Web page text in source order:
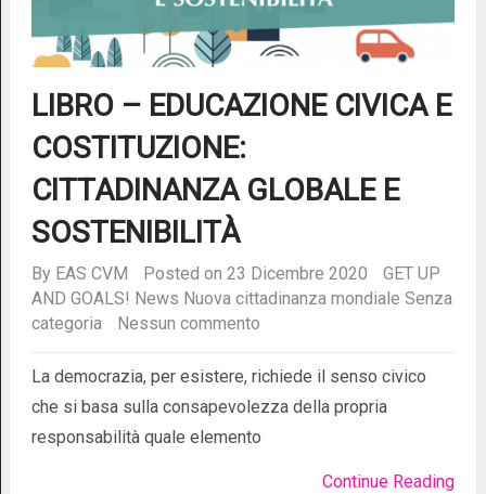
LIBRO – EDUCAZIONE CIVICA E
COSTITUZIONE:
CITTADINANZA GLOBALE E
SOSTENIBILITÀ
By EAS CVM Posted on 23 Dicembre 2020
GET UP
AND GOALS! News Nuova cittadinanza mondiale Senza
categoria
Nessun commento
La democrazia, per esistere, richiede il senso civico
che si basa sulla consapevolezza della propria
responsabilità quale elemento
Continue Reading